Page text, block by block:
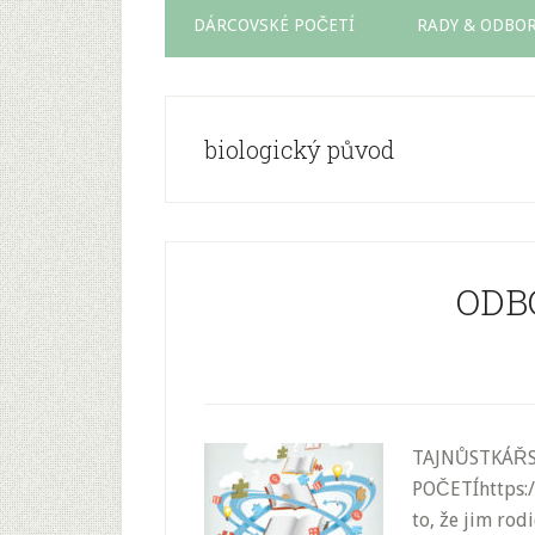
DÁRCOVSKÉ POČETÍ RADY &
biologický původ
to, že jim